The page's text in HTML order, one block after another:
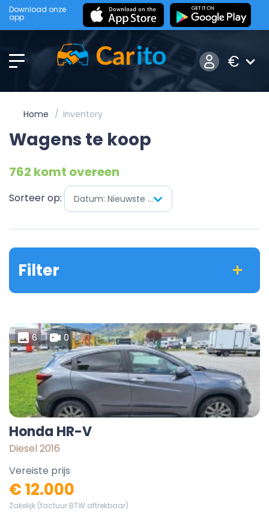
Download onze
app
€
Home Inventory
Wagens te koop
762 komt overeen
Sorteer op: Datum: Nieuwste eerst
Filter
6 0
Honda HR-V
Diesel 2016
Vereiste prijs
€ 12.000
Zakelijk (factuur BTW aftrekbaar)